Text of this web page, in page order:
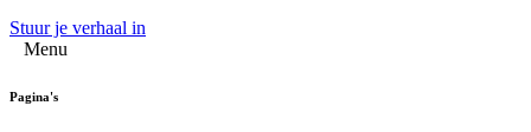
Stuur je verhaal in
Menu
Pagina's